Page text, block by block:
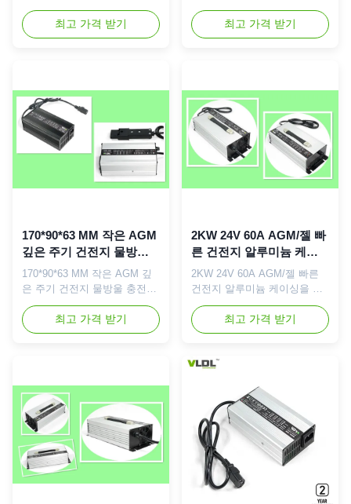
배터리 충전기 24 볼트 건전지
간단한 설명: 24V 12A AGM
깊은 주기 배터리 충전기는 24
다. 똑똑한 최대 위탁 전압은
SLA 유형 건전지 AGM 건전지
를 위한 28.8/29.4V입니다. 미
리충전, CC, CV 그리고 뜨/물
방울 단계로 위탁하는 지적인
4개 단계는 고능률 및 pretect
와 더불어, 이 충전기 위탁할
최고 가격 받기
개의 단계 간단한 설명: 24V
25A AGM 230Vac에 세계적인
110를 가진 깊은 주기 배터리
형 건전지 AGM 건전지를 위한
28.8/29.4V입니다. 미리충전,
CC, CV 그리고 뜨/물방울 단
계로 위탁하는 지적인 4개 단
계는 고능률 및 pretect와 더불
어, 이 충전기 위탁할 때 빠르
고 안전할 것이 당신의 배터리
최고 가격 받기
170*90*63 MM 작은 AGM
깊은 주기 건전지 물방울
충전기 36 볼트 검정 8개
Amps 또는 은
170*90*63 MM 작은 AGM 깊
은 주기 건전지 물방울 충전기
36 볼트 검정 8개 Amps 또는
은 간단한 설명: 36V 8A AGM
230Vac에 세계적인 110를 가
탁 전압은 SLA 유형 건전지
AGM 건전지를 위한
43.2/44.1V입니다. 미리충전,
CC, CV 그리고 뜨/물방울 단
계로 위탁하는 지적인 4개 단
계는 고능률 및 pretect와 더불
어, 이 충전기 위탁할 때 빠르
최고 가격 받기
2KW 24V 60A AGM/젤 빠
른 건전지 알루미늄 케이
싱을 가진 똑똑한 충전기
휴대용
2KW 24V 60A AGM/젤 빠른
건전지 알루미늄 케이싱을 가
진 똑똑한 충전기 휴대용 간단
한 설명: 24V 60A AGM/젤
230Vac에 세계적인 110를 가
입력 및 정격 출력 voltatge는
위탁 전압은 SLA 유형 건전지
AGM 건전지를 위한
28.8/29.4V입니다. 미리충전,
CC, CV 그리고 뜨/물방울 단
계로 위탁하는 지적인 4개 단
계는 고능률 및 pretect와 더불
어, 이 충전기 위탁할 때 빠르
고 안전할 것이 당신의 배터리
최고 가격 받기